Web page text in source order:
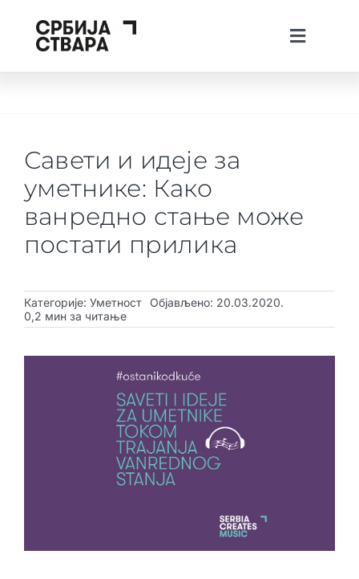
content
Toggle
ћир
lat
Creative Tech Workshops
Стварај у Србији
Креативне индустрије
Сарађуј са нама
Контакт
Савети и идеје за
уметнике: Како
ванредно стање може
постати прилика
Категорије: Уметност Објављено: 20.03.2020.
0,2 мин за читање